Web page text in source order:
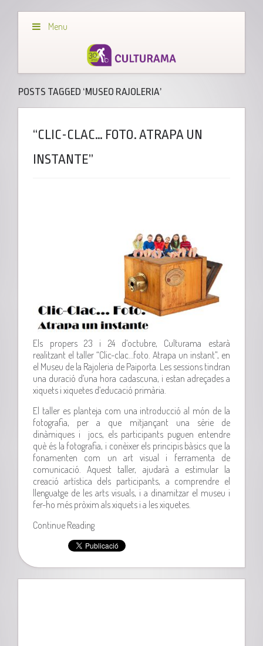
Menu
POSTS TAGGED ‘MUSEO RAJOLERIA’
“CLIC-CLAC… FOTO. ATRAPA UN
INSTANTE”
Els propers 23 i 24 d’octubre, Culturama estarà
realitzant el taller “Clic-clac…foto. Atrapa un instant”, en
el Museu de la Rajoleria de Paiporta. Les sessions tindran
una duració d’una hora cadascuna, i estan adreçades a
xiquets i xiquetes d’educació primària.
El taller es planteja com una introducció al món de la
fotografia, per a que mitjançant una sèrie de
dinàmiques i jocs, els participants puguen entendre
què és la fotografia, i conèixer els principis bàsics que la
fonamenten com un art visual i ferramenta de
comunicació. Aquest taller, ajudarà a estimular la
creació artística dels participants, a comprendre el
llenguatge de les arts visuals, i a dinamitzar el museu i
fer-ho més pròxim als xiquets i a les xiquetes.
Continue Reading